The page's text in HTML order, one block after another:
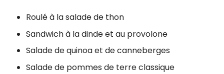
Roulé à la salade de thon
Sandwich à la dinde et au provolone
Salade de quinoa et de canneberges
Salade de pommes de terre classique